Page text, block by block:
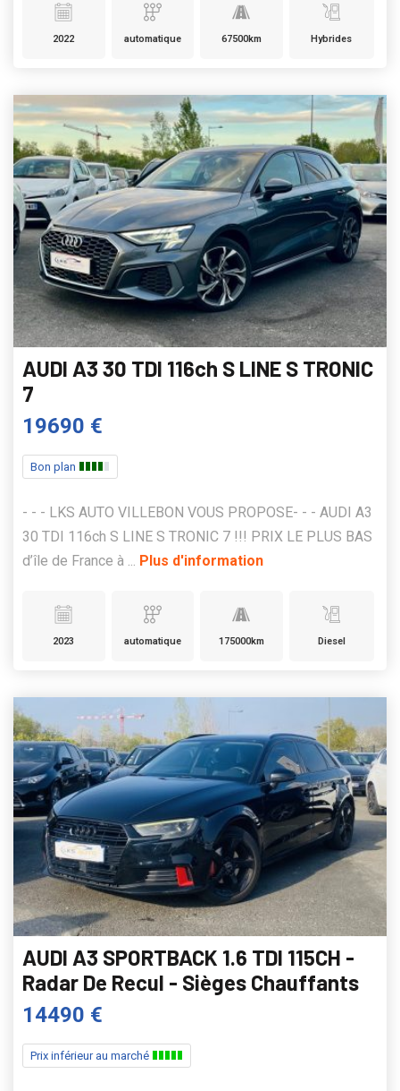
2022 automatique 67500km Hybrides
AUDI A3 30 TDI 116ch S LINE S TRONIC
7
19690 €
Bon plan
- - - LKS AUTO VILLEBON VOUS PROPOSE- - - AUDI A3
30 TDI 116ch S LINE S TRONIC 7 !!! PRIX LE PLUS BAS
d’île de France à ... Plus d'information
2023 automatique 175000km Diesel
AUDI A3 SPORTBACK 1.6 TDI 115CH -
Radar De Recul - Sièges Chauffants
14490 €
Prix inférieur au marché